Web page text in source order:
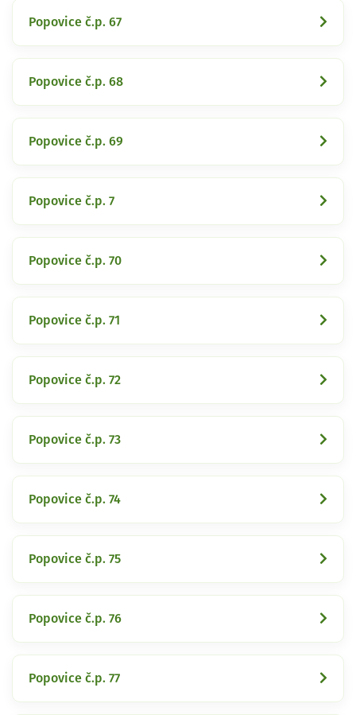
Popovice č.p. 67
Popovice č.p. 68
Popovice č.p. 69
Popovice č.p. 7
Popovice č.p. 70
Popovice č.p. 71
Popovice č.p. 72
Popovice č.p. 73
Popovice č.p. 74
Popovice č.p. 75
Popovice č.p. 76
Popovice č.p. 77